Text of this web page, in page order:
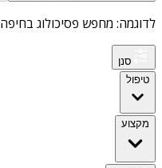
לדוגמה: מחפש פסיכולוג בחיפה
סנן
טיפול
מקצוע